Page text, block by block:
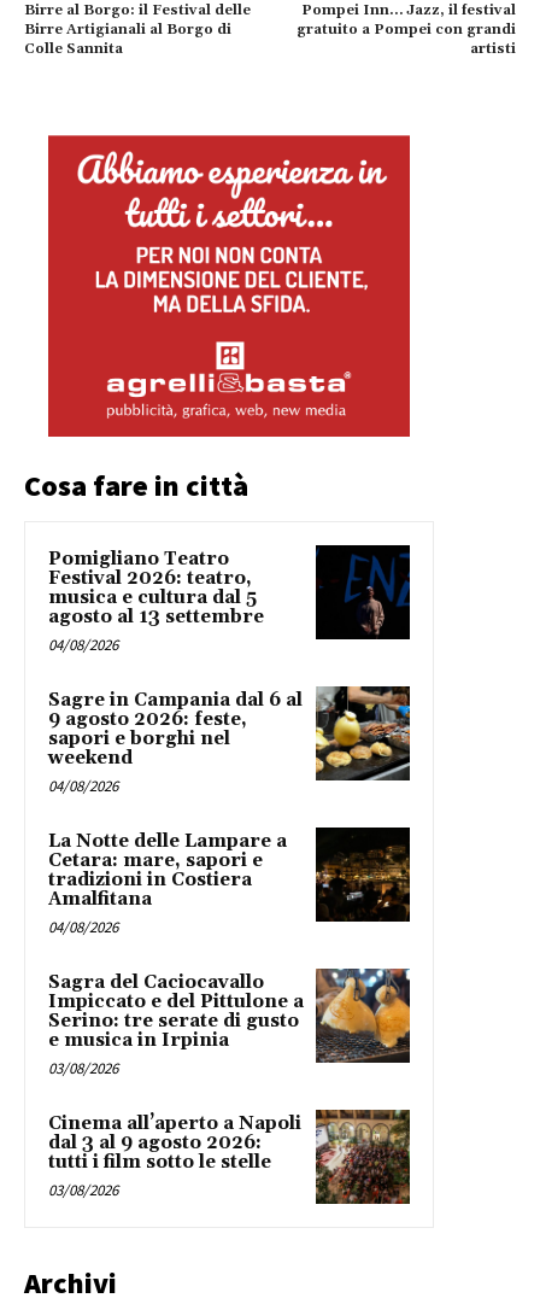
Birre al Borgo: il Festival delle
Birre Artigianali al Borgo di
Colle Sannita
Pompei Inn… Jazz, il festival
gratuito a Pompei con grandi
artisti
Cosa fare in città
Pomigliano Teatro
Festival 2026: teatro,
musica e cultura dal 5
agosto al 13 settembre
04/08/2026
Sagre in Campania dal 6 al
9 agosto 2026: feste,
sapori e borghi nel
weekend
04/08/2026
La Notte delle Lampare a
Cetara: mare, sapori e
tradizioni in Costiera
Amalfitana
04/08/2026
Sagra del Caciocavallo
Impiccato e del Pittulone a
Serino: tre serate di gusto
e musica in Irpinia
03/08/2026
Cinema all’aperto a Napoli
dal 3 al 9 agosto 2026:
tutti i film sotto le stelle
03/08/2026
Archivi